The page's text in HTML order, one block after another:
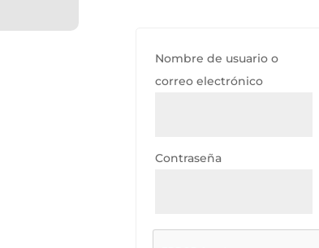
Nombre de usuario o
correo electrónico
Contraseña